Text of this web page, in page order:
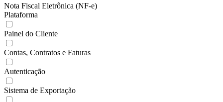
Nota Fiscal Eletrônica (NF-e)
Plataforma
Painel do Cliente
Contas, Contratos e Faturas
Autenticação
Sistema de Exportação